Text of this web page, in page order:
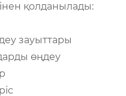
қолданылады:
зауыттары
өңдеу